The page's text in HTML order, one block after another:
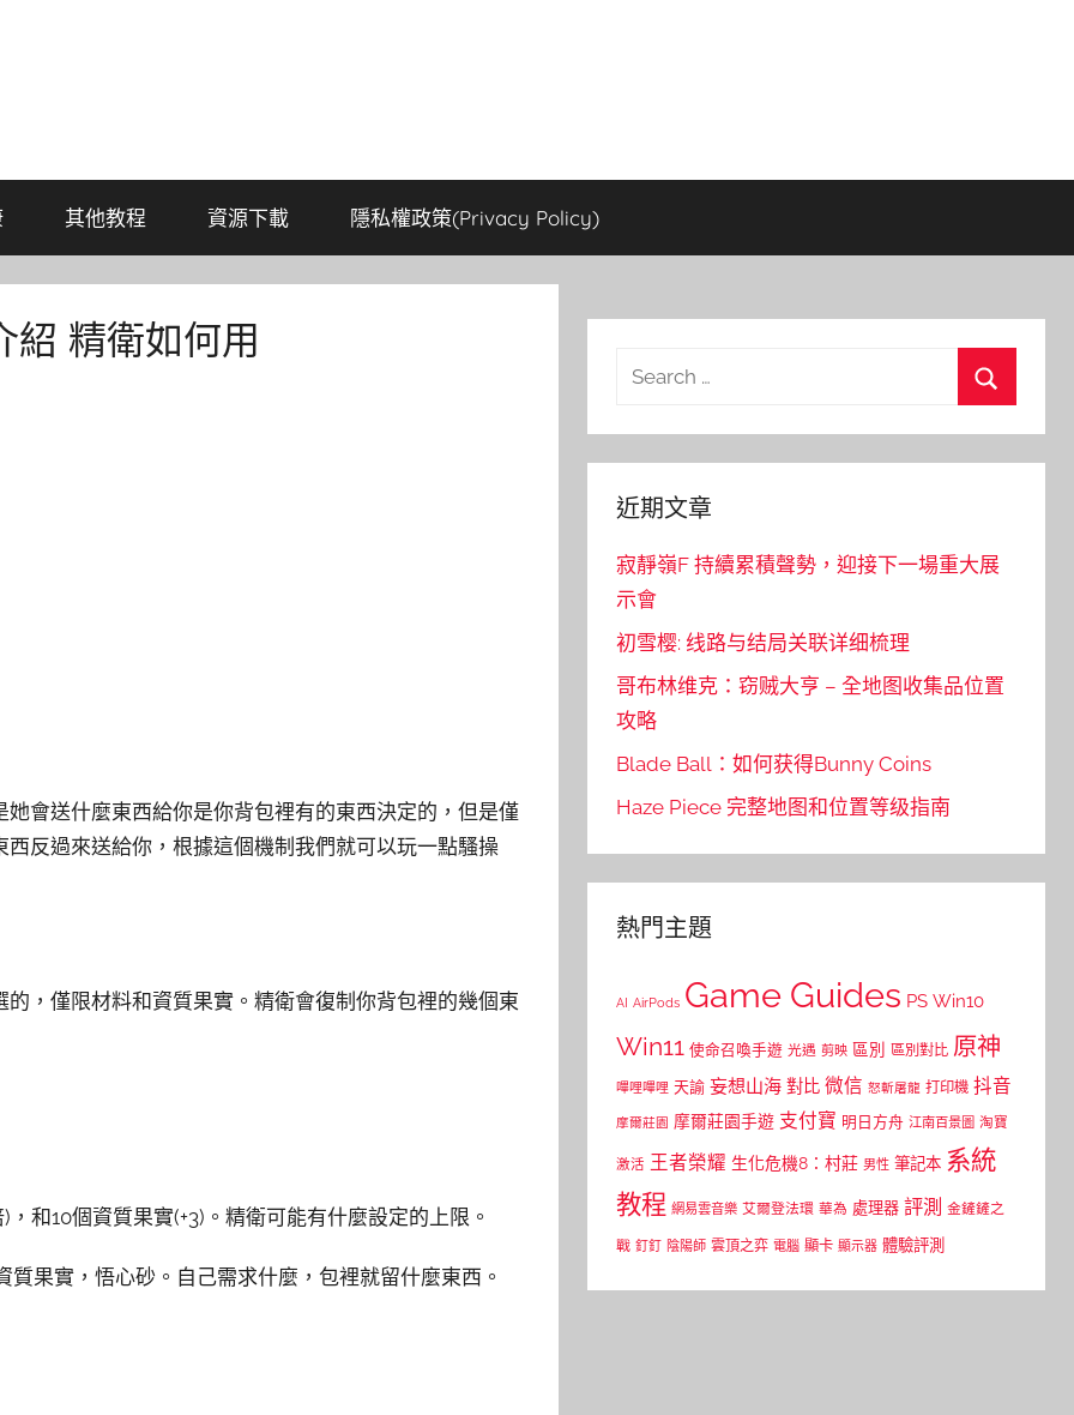
其他教程 資源下載 隱私權政策(Privacy Policy)
紹 精衛如何用
會送什麼東西給你是你背包裡有的東西決定的，但是僅
反過來送給你，根據這個機制我們就可以玩一點騷操
，僅限材料和資質果實。精衛會復制你背包裡的幾個東
和10個資質果實(+3)。精衛可能有什麼設定的上限。
果實，悟心砂。自己需求什麼，包裡就留什麼東西。
Search
近期文章
寂靜嶺F 持續累積聲勢，迎接下一場重大展
示會
初雪樱: 线路与结局关联详细梳理
哥布林维克：窃贼大亨 – 全地图收集品位置
攻略
Blade Ball：如何获得Bunny Coins
Haze Piece 完整地图和位置等级指南
熱門主題
AI AirPods Game Guides PS Win10
Win11 使命召喚手遊 光遇 剪映 區別 區別對比 原神
嗶哩嗶哩 天諭 妄想山海 對比 微信 怒斬屠龍 打印機 抖音
摩爾莊園 摩爾莊園手遊 支付寶 明日方舟 江南百景圖 淘寶
激活 王者榮耀 生化危機8：村莊 男性 筆記本 系統
教程 網易雲音樂 艾爾登法環 華為 處理器 評測 金鏟鏟之
戰 釘釘 陰陽師 雲頂之弈 電腦 顯卡 顯示器 體驗評測